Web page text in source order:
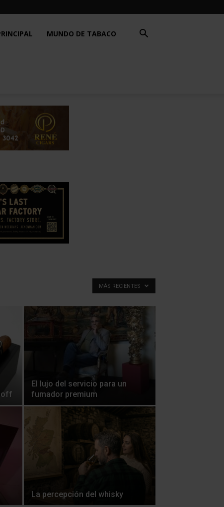
MUNDO DE TABACO
MÁS RECIENTES
El lujo del servicio para un
fumador premium
La percepción del whisky